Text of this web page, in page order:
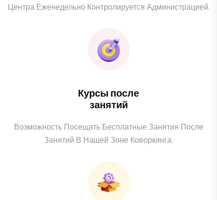
Центра Еженедельно Контролируется Администрацией.
Курсы после
занятий
Возможность Посещать Бесплатные Занятия После
Занятий В Нашей Зоне Коворкинга.